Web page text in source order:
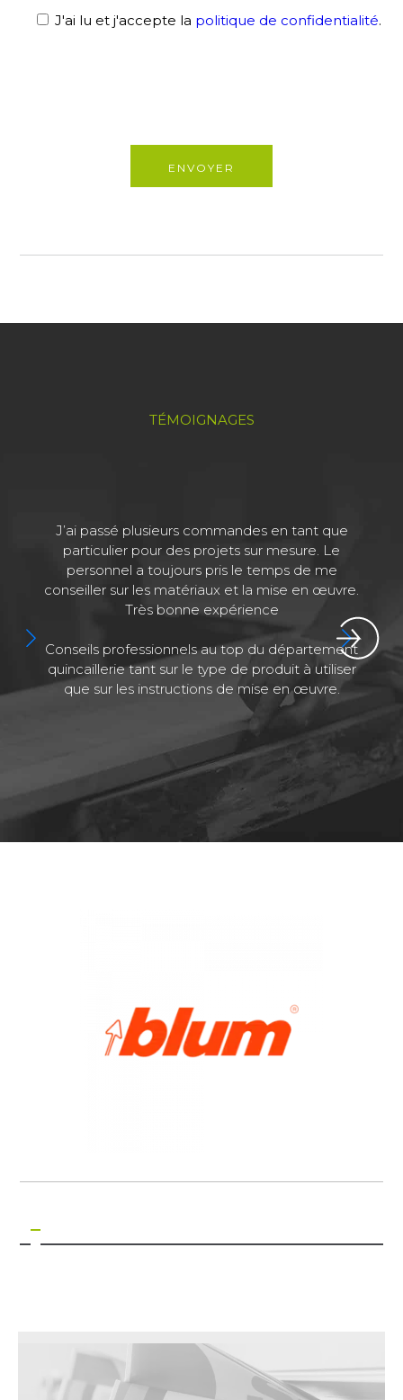
J'ai lu et j'accepte la politique de confidentialité.
TÉMOIGNAGES
J’ai passé plusieurs commandes en tant que
particulier pour des projets sur mesure. Le
personnel a toujours pris le temps de me
conseiller sur les matériaux et la mise en œuvre.
Très bonne expérience
Conseils professionnels au top du département
quincaillerie tant sur le type de produit à utiliser
que sur les instructions de mise en œuvre.